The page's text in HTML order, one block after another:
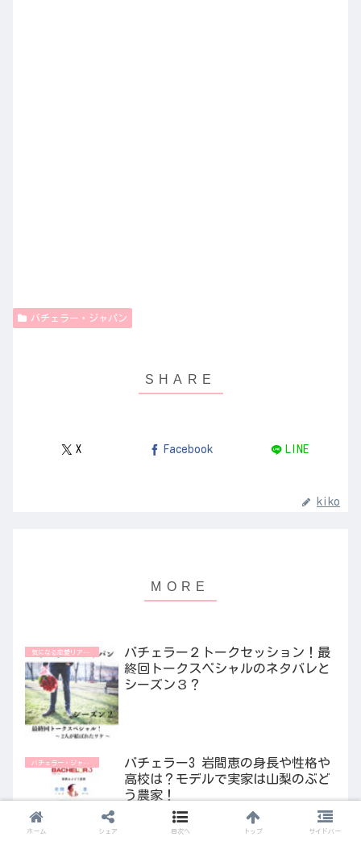
バチェラー・ジャパン
X Facebook LINE
kiko
気になる恋愛リアリティ番組
バチェラー２トークセッション！最
終回トークスペシャルのネタバレと
シーズン３？
バチェラー・ジャパン
バチェラー3 岩間恵の身長や性格や
高校は？モデルで実家は山梨のぶど
う農家！
ホーム シェア 目次へ トップ サイドバー